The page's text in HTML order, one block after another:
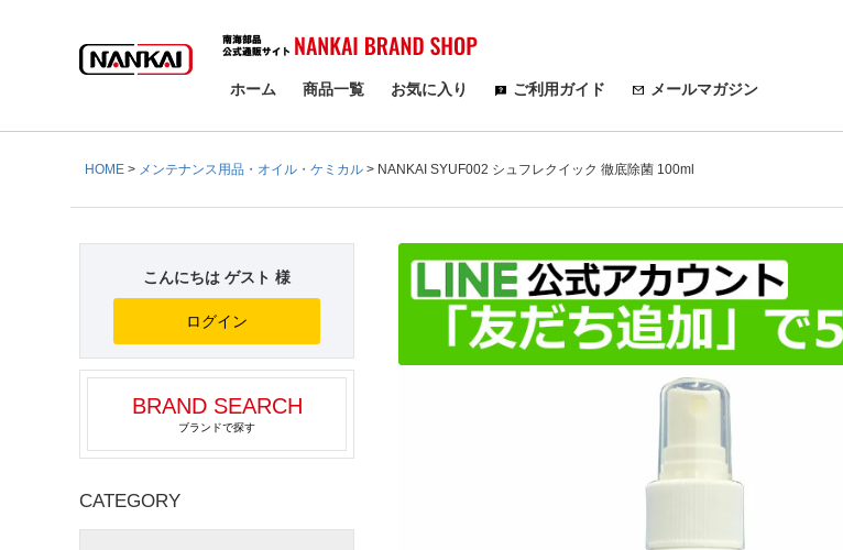
検索
ホーム 商品一覧 お気に入り ご利用ガイド メールマガジン
HOME メンテナンス用品・オイル・ケミカル NANKAI SYUF002 シュフレクイック 徹底除菌 100ml
こんにちは ゲスト 様
ログイン
BRAND SEARCH
ブランドで探す
CATEGORY